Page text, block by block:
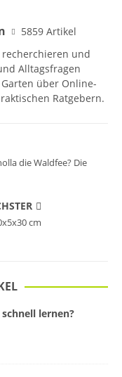
5859 Artikel
recherchieren und
Alltagsfragen
über Online-
Ratgebern.
die Waldfee? Die
cm
lernen?